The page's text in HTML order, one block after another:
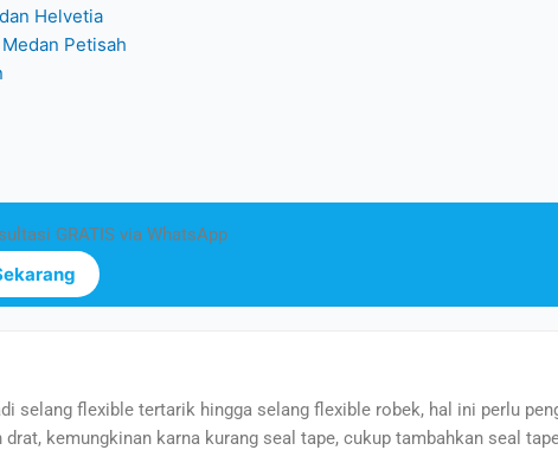
Helvetia
Petisah
GRATIS via WhatsApp
selang flexible tertarik hingga selang flexible robek, hal ini perlu
kemungkinan karna kurang seal tape, cukup tambahkan seal